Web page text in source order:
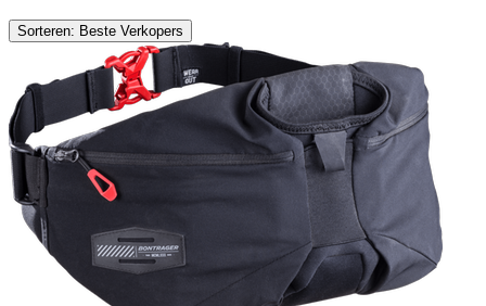
Sorteren: Beste Verkopers